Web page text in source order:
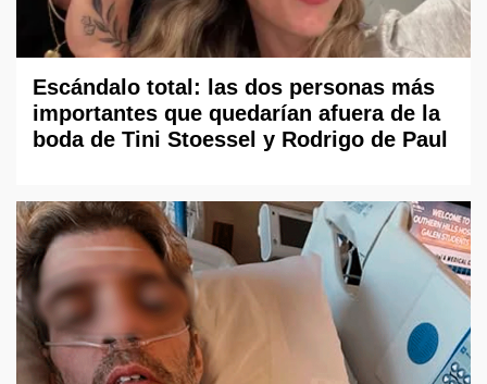
Escándalo total: las dos personas más
importantes que quedarían afuera de la
boda de Tini Stoessel y Rodrigo de Paul